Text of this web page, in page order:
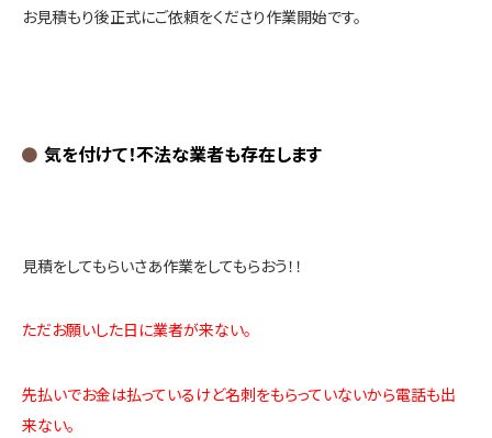
お見積もり後正式にご依頼をくださり作業開始です。
気を付けて！不法な業者も存在します
見積をしてもらいさあ作業をしてもらおう！！
ただお願いした日に業者が来ない。
先払いでお金は払っているけど名刺をもらっていないから電話も出
来ない。